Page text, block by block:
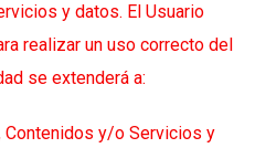
y datos. El Usuario
realizar un uso correcto del
se extenderá a:
Contenidos y/o Servicios y